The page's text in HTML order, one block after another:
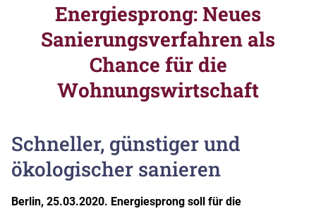
Energiesprong: Neues
Sanierungsverfahren als
Chance für die
Wohnungswirtschaft
Schneller, günstiger und
ökologischer sanieren
Berlin, 25.03.2020. Energiesprong soll für die